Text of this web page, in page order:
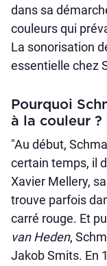
dans sa
couleurs qui
La sonorisation
essentielle chez
Pourquoi
à la couleur ?
"Au début,
certain temps, il
Xavier Mellery,
trouve parfois
carré rouge. Et
van Heden,
Jakob Smits. En